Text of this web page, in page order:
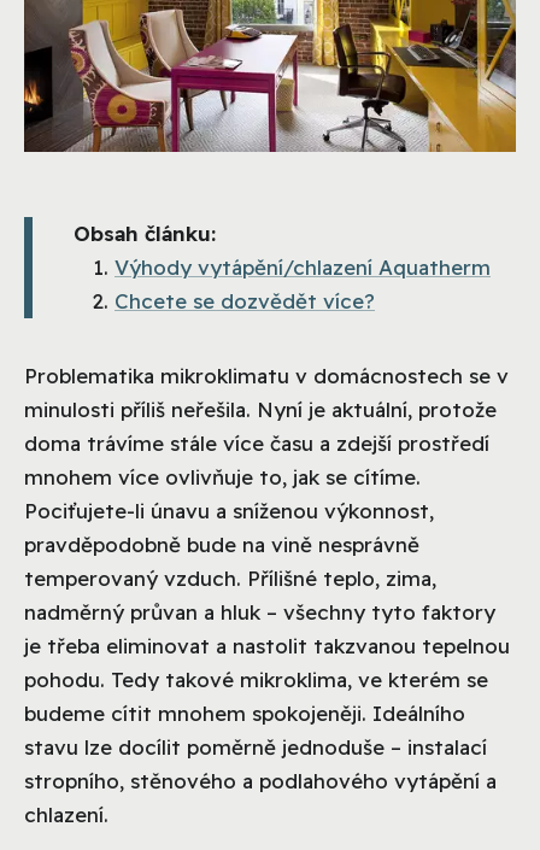
Obsah článku:
Výhody vytápění/chlazení Aquatherm
Chcete se dozvědět více?
Problematika mikroklimatu v domácnostech se v
minulosti příliš neřešila. Nyní je aktuální, protože
doma trávíme stále více času a zdejší prostředí
mnohem více ovlivňuje to, jak se cítíme.
Pociťujete-li únavu a sníženou výkonnost,
pravděpodobně bude na vině nesprávně
temperovaný vzduch. Přílišné teplo, zima,
nadměrný průvan a hluk – všechny tyto faktory
je třeba eliminovat a nastolit takzvanou tepelnou
pohodu. Tedy takové mikroklima, ve kterém se
budeme cítit mnohem spokojeněji. Ideálního
stavu lze docílit poměrně jednoduše – instalací
stropního, stěnového a podlahového vytápění a
chlazení.